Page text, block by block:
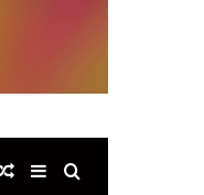
Article Aléatoire
Sidebar (barre